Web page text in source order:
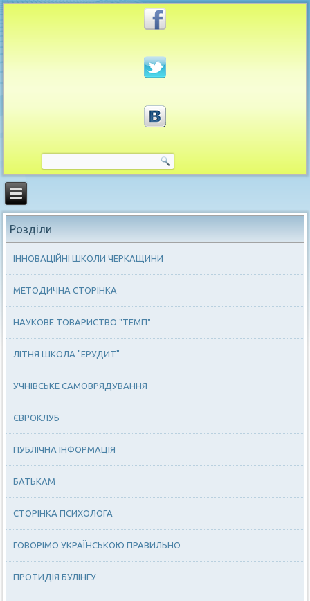
Розділи
ІННОВАЦІЙНІ ШКОЛИ ЧЕРКАЩИНИ
МЕТОДИЧНА СТОРІНКА
НАУКОВЕ ТОВАРИСТВО "ТЕМП"
ЛІТНЯ ШКОЛА "ЕРУДИТ"
УЧНІВСЬКЕ САМОВРЯДУВАННЯ
ЄВРОКЛУБ
ПУБЛІЧНА ІНФОРМАЦІЯ
БАТЬКАМ
СТОРІНКА ПСИХОЛОГА
ГОВОРІМО УКРАЇНСЬКОЮ ПРАВИЛЬНО
ПРОТИДІЯ БУЛІНГУ